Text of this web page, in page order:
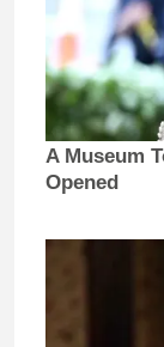
A Museum
Opened